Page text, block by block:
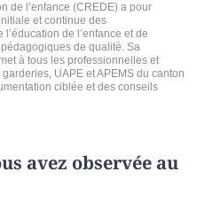
de l’enfance (CREDE) a pour
et continue des
de l’enfance et de
de qualité. Sa
à tous les professionnelles et
UAPE et APEMS du canton
ciblée et des conseils
avez observée au